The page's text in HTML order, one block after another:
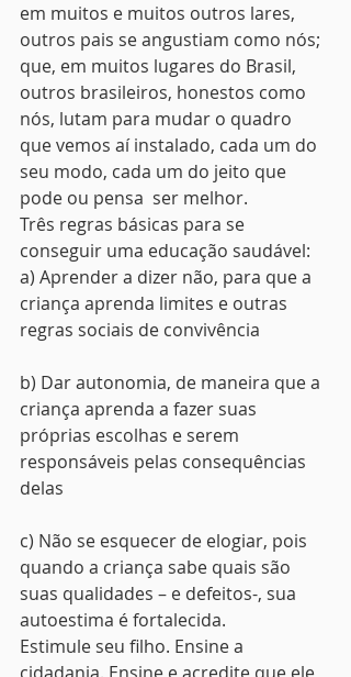
em muitos e muitos outros lares,
outros pais se angustiam como nós;
que, em muitos lugares do Brasil,
outros brasileiros, honestos como
nós, lutam para mudar o quadro
que vemos aí instalado, cada um do
seu modo, cada um do jeito que
pode ou pensa  ser melhor.
Três regras básicas para se
conseguir uma educação saudável:
a) Aprender a dizer não, para que a
criança aprenda limites e outras
regras sociais de convivência
b) Dar autonomia, de maneira que a
criança aprenda a fazer suas
próprias escolhas e serem
responsáveis pelas consequências
delas
c) Não se esquecer de elogiar, pois
quando a criança sabe quais são
suas qualidades – e defeitos-, sua
autoestima é fortalecida.
Estimule seu filho. Ensine a